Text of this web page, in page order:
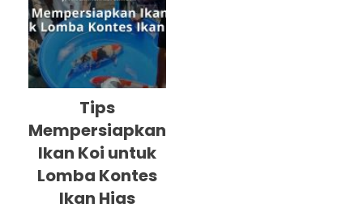
Tips
Mempersiapkan
Ikan Koi untuk
Lomba Kontes
Ikan Hias